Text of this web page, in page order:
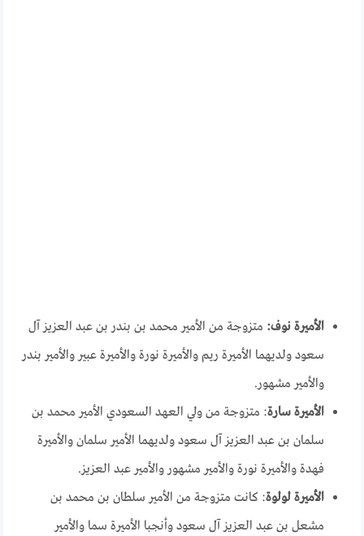
الأميرة نوف: متزوجة من الأمير محمد بن بندر بن عبد العزيز آل
سعود ولديهما الأميرة ريم والأميرة نورة والأميرة عبير والأمير بندر
والأمير مشهور.
الأميرة سارة: متزوجة من ولي العهد السعودي الأمير محمد بن
سلمان بن عبد العزيز آل سعود ولديهما الأمير سلمان والأميرة
فهدة والأميرة نورة والأمير مشهور والأمير عبد العزيز.
الأميرة لولوة: كانت متزوجة من الأمير سلطان بن محمد بن
مشعل بن عبد العزيز آل سعود وأنجبا الأميرة سما والأمير